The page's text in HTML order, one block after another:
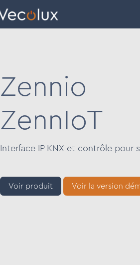
Zennio
ZennIoT
Interface IP KNX et contrôle
Voir produit Voir la version